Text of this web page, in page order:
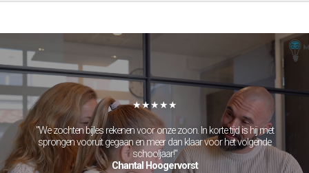
★★★★★
"We zochten bijles rekenen voor onze zoon. In korte tijd is hij met
sprongen vooruit gegaan en meer dan klaar voor het volgende
schooljaar!"
Chantal Hoogervorst